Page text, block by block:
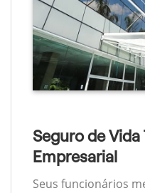
Seguro de
Empresarial
Seus funcionários